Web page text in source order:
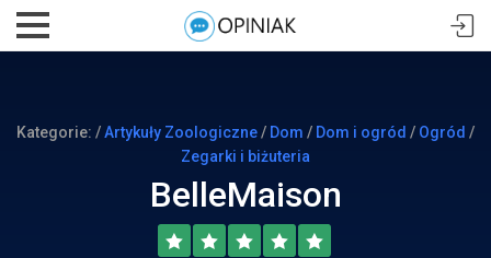
Kategorie: /Artykuły Zoologiczne/ Dom / Dom i ogród / Ogród /
Zegarki i biżuteria
BelleMaison